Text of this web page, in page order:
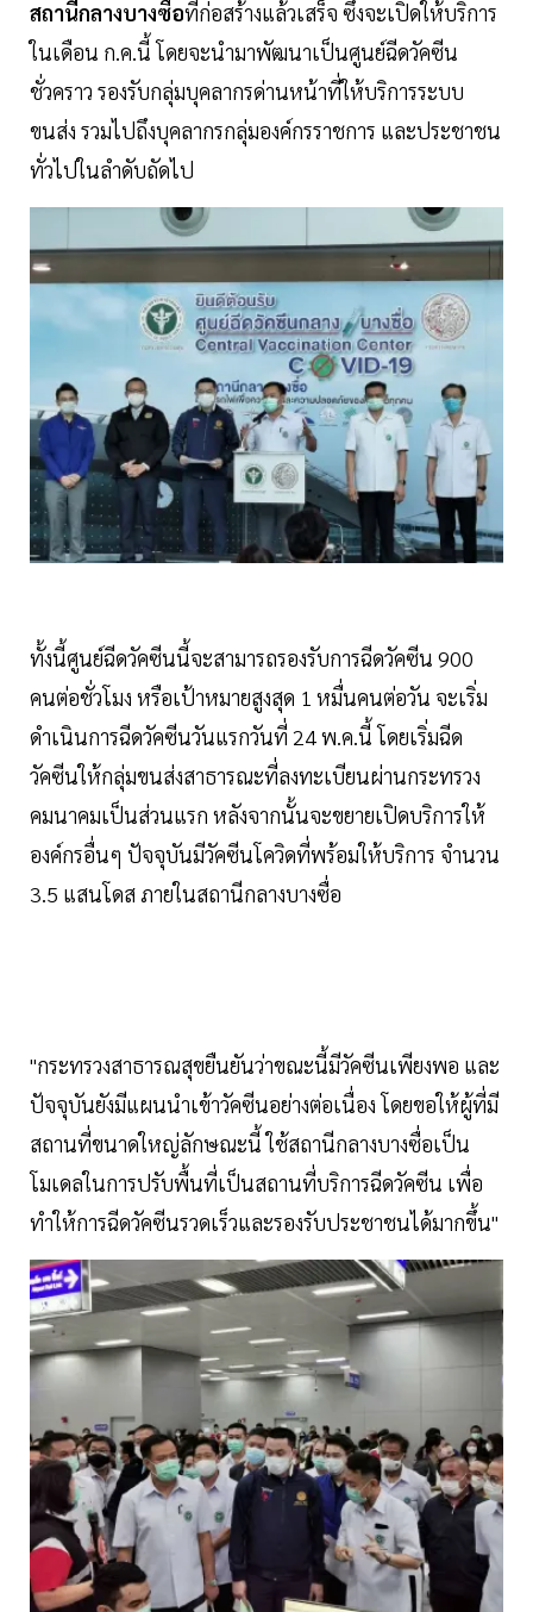
สถานีกลางบางซื่อที่ก่อสร้างแล้วเสร็จ ซึ่งจะเปิดให้บริการ
ในเดือน ก.ค.นี้ โดยจะนำมาพัฒนาเป็นศูนย์ฉีดวัคซีน
ชั่วคราว รองรับกลุ่มบุคลากรด่านหน้าที่ให้บริการระบบ
ขนส่ง รวมไปถึงบุคลากรกลุ่มองค์กรราชการ และประชาชน
ทั่วไปในลำดับถัดไป
ทั้งนี้ศูนย์ฉีดวัคซีนนี้จะสามารถรองรับการฉีดวัคซีน 900
คนต่อชั่วโมง หรือเป้าหมายสูงสุด 1 หมื่นคนต่อวัน จะเริ่ม
ดำเนินการฉีดวัคซีนวันแรกวันที่ 24 พ.ค.นี้ โดยเริ่มฉีด
วัคซีนให้กลุ่มขนส่งสาธารณะที่ลงทะเบียนผ่านกระทรวง
คมนาคมเป็นส่วนแรก หลังจากนั้นจะขยายเปิดบริการให้
องค์กรอื่นๆ ปัจจุบันมีวัคซีนโควิดที่พร้อมให้บริการ จำนวน
3.5 แสนโดส ภายในสถานีกลางบางซื่อ
"กระทรวงสาธารณสุขยืนยันว่าขณะนี้มีวัคซีนเพียงพอ และ
ปัจจุบันยังมีแผนนำเข้าวัคซีนอย่างต่อเนื่อง โดยขอให้ผู้ที่มี
สถานที่ขนาดใหญ่ลักษณะนี้ ใช้สถานีกลางบางซื่อเป็น
โมเดลในการปรับพื้นที่เป็นสถานที่บริการฉีดวัคซีน เพื่อ
ทำให้การฉีดวัคซีนรวดเร็วและรองรับประชาชนได้มากขึ้น"